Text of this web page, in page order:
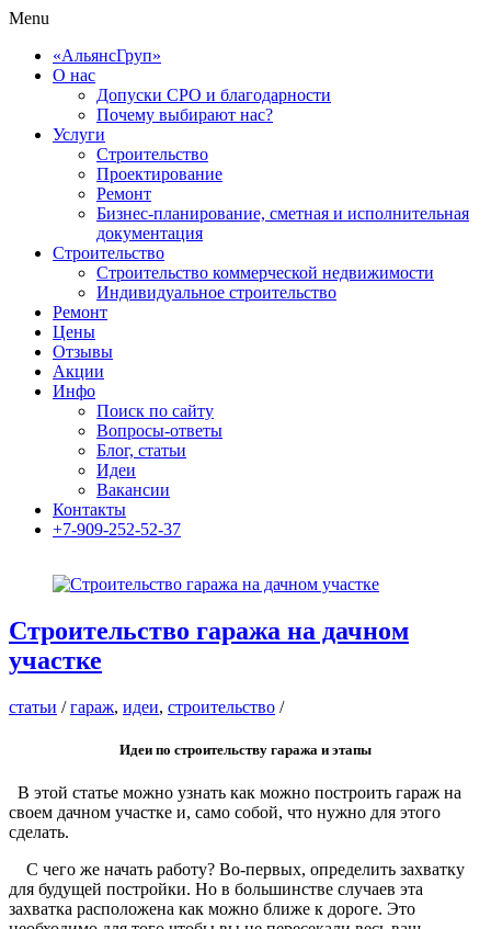
Menu
«АльянсГруп»
О нас
Допуски СРО и благодарности
Почему выбирают нас?
Услуги
Строительство
Проектирование
Ремонт
Бизнес-планирование, сметная и исполнительная
документация
Строительство
Строительство коммерческой недвижимости
Индивидуальное строительство
Ремонт
Цены
Отзывы
Акции
Инфо
Поиск по сайту
Вопросы-ответы
Блог, статьи
Идеи
Вакансии
Контакты
+7-909-252-52-37
Строительство гаража на дачном
участке
статьи / гараж, идеи, строительство /
Идеи по строительству гаража и этапы
В этой статье можно узнать как можно построить гараж на
своем дачном участке и, само собой, что нужно для этого
сделать.
С чего же начать работу? Во-первых, определить захватку
для будущей постройки. Но в большинстве случаев эта
захватка расположена как можно ближе к дороге. Это